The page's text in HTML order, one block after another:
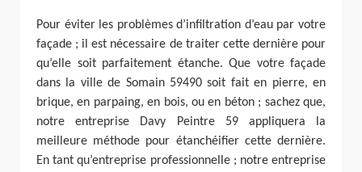
Pour éviter les problèmes d’infiltration d’eau par votre
façade ; il est nécessaire de traiter cette dernière pour
qu’elle soit parfaitement étanche. Que votre façade
dans la ville de Somain 59490 soit fait en pierre, en
brique, en parpaing, en bois, ou en béton ; sachez que,
notre entreprise Davy Peintre 59 appliquera la
meilleure méthode pour étanchéifier cette dernière.
En tant qu’entreprise professionnelle ; notre entreprise